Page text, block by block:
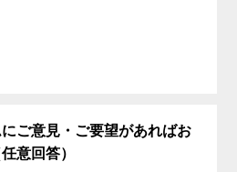
ご意見・ご要望があればお
意回答）